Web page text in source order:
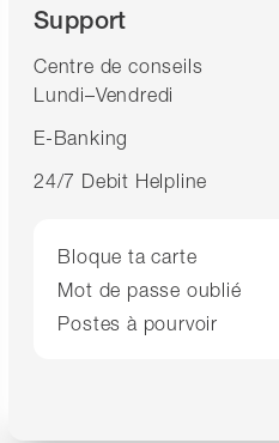
Support
Centre de conseils
Lundi–Vendredi
E-Banking
24/7 Debit Helpline
Bloque ta carte
Mot de passe oublié
Postes à pourvoir